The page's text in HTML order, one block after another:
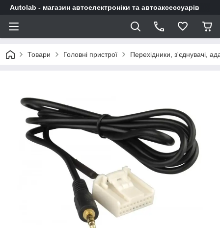
Autolab - магазин автоелектроніки та автоаксессуарів
Товари Головні пристрої Перехідники, з'єднувачі,